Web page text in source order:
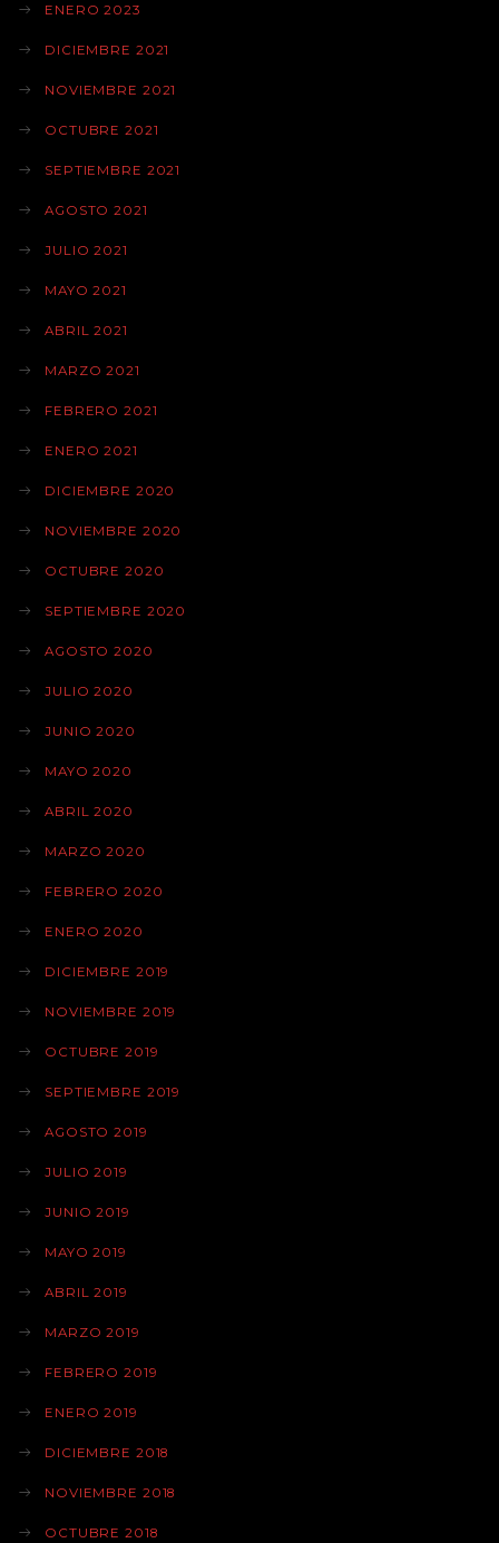
ENERO 2023
DICIEMBRE 2021
NOVIEMBRE 2021
OCTUBRE 2021
SEPTIEMBRE 2021
AGOSTO 2021
JULIO 2021
MAYO 2021
ABRIL 2021
MARZO 2021
FEBRERO 2021
ENERO 2021
DICIEMBRE 2020
NOVIEMBRE 2020
OCTUBRE 2020
SEPTIEMBRE 2020
AGOSTO 2020
JULIO 2020
JUNIO 2020
MAYO 2020
ABRIL 2020
MARZO 2020
FEBRERO 2020
ENERO 2020
DICIEMBRE 2019
NOVIEMBRE 2019
OCTUBRE 2019
SEPTIEMBRE 2019
AGOSTO 2019
JULIO 2019
JUNIO 2019
MAYO 2019
ABRIL 2019
MARZO 2019
FEBRERO 2019
ENERO 2019
DICIEMBRE 2018
NOVIEMBRE 2018
OCTUBRE 2018